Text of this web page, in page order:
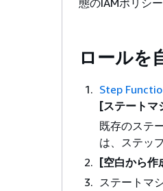
ロールを
Step
[ステート
既存のステ
は、ステッ
[空白から作
ステートマ